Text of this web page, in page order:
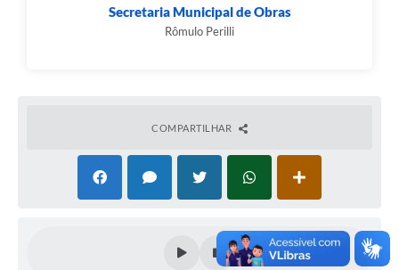
Secretaria Municipal de Obras
Rômulo Perilli
COMPARTILHAR